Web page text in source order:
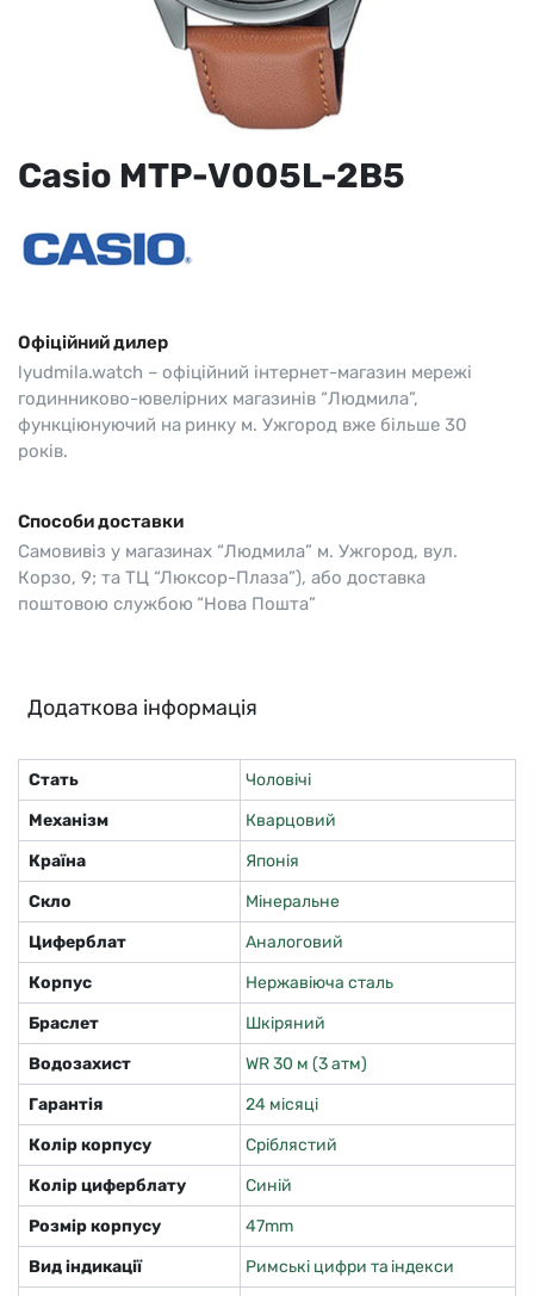
Casio MTP-V005L-2B5
Офіційний дилер
lyudmila.watch – офіційний інтернет-магазин мережі
годинниково-ювелірних магазинів “Людмила”,
функціюнуючий на ринку м. Ужгород вже більше 30
років.
Способи доставки
Самовивіз у магазинах “Людмила” м. Ужгород, вул.
Корзо, 9; та ТЦ “Люксор-Плаза”), або доставка
поштовою службою “Нова Пошта”
Додаткова інформація
Стать
Чоловічі
Механізм
Кварцовий
Країна
Японія
Скло
Мінеральне
Циферблат
Аналоговий
Корпус
Нержавіюча сталь
Браслет
Шкіряний
Водозахист
WR 30 м (3 атм)
Гарантія
24 місяці
Колір корпусу
Сріблястий
Колір циферблату
Синій
Розмір корпусу
47mm
Вид індикації
Римські цифри та індекси